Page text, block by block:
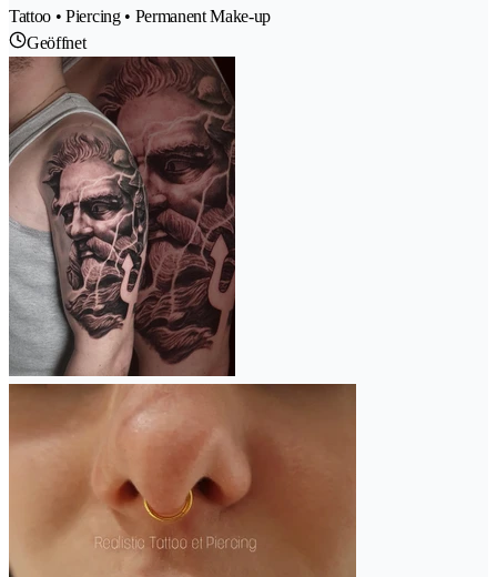
Tattoo • Piercing • Permanent Make-up
Geöffnet